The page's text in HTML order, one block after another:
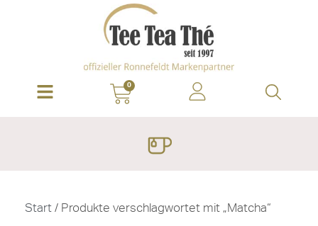
0
Start / Produkte verschlagwortet mit „Matcha“